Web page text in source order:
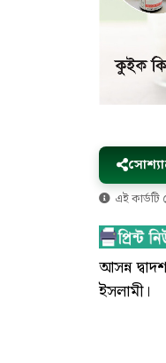
এই
আসন্ন
ইসলামী।